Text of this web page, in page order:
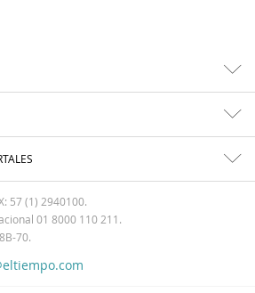
57 (1) 2940100.
01 8000 110 211.
70.